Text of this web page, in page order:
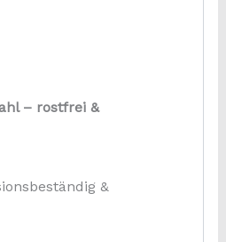
– rostfrei &
&